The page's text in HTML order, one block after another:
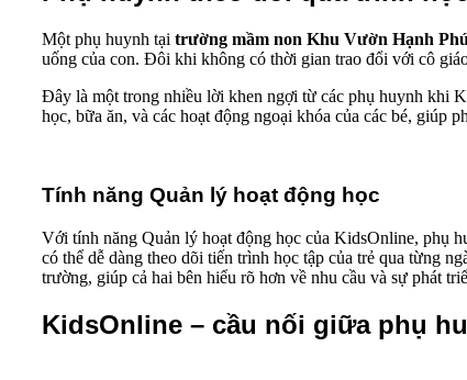
Một phụ huynh tại trường mầm non Khu Vườn Hạnh
uống của con. Đôi khi không có thời gian trao đổi với cô
Đây là một trong nhiều lời khen ngợi từ các phụ huynh khi
học, bữa ăn, và các hoạt động ngoại khóa của các bé, giúp
Tính năng Quản lý hoạt động học
Với tính năng Quản lý hoạt động học của KidsOnline, phụ
có thể dễ dàng theo dõi tiến trình học tập của trẻ qua từng
trường, giúp cả hai bên hiểu rõ hơn về nhu cầu và sự phát
KidsOnline – cầu nối giữa phụ